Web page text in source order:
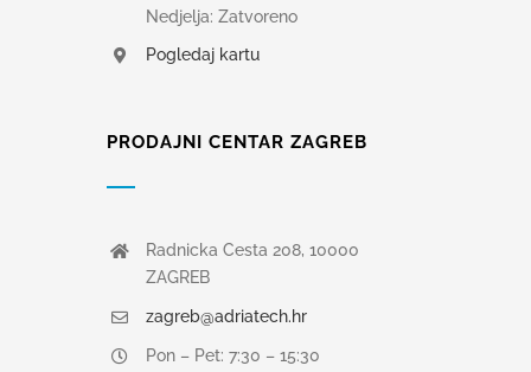
Nedjelja: Zatvoreno
Pogledaj kartu
PRODAJNI CENTAR ZAGREB
Radnicka Cesta 208, 10000
ZAGREB
zagreb@adriatech.hr
Pon – Pet: 7:30 – 15:30